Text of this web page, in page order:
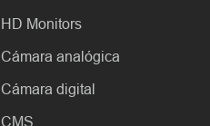
HD Monitors
Cámara analógica
Cámara digital
CMS